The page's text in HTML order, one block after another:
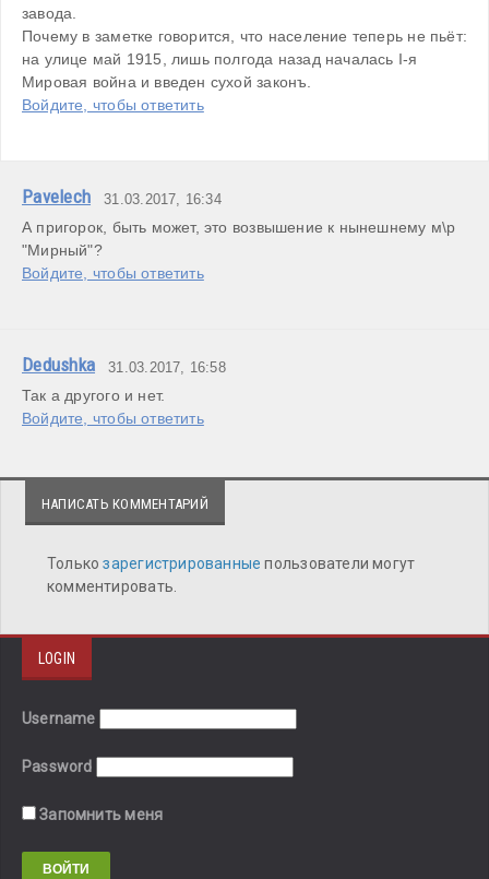
завода.
Почему в заметке говорится, что население теперь не пьёт:
на улице май 1915, лишь полгода назад началась І-я
Мировая война и введен сухой законъ.
Войдите, чтобы ответить
Pavelech 31.03.2017, 16:34
А пригорок, быть может, это возвышение к нынешнему м\р
"Мирный"?
Войдите, чтобы ответить
Dedushka 31.03.2017, 16:58
Так а другого и нет.
Войдите, чтобы ответить
НАПИСАТЬ КОММЕНТАРИЙ
Толькозарегистрированныепользователи могут
комментировать.
LOGIN
Username
Password
Запомнить меня